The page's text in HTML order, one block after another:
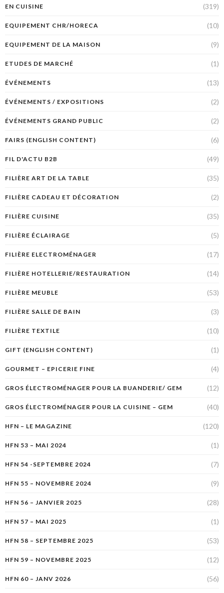
EN CUISINE (319)
EQUIPEMENT CHR/HORECA (10)
EQUIPEMENT DE LA MAISON (9)
ETUDES DE MARCHÉ (1)
ÉVÉNEMENTS (13)
ÉVÉNEMENTS / EXPOSITIONS (2)
ÉVÉNEMENTS GRAND PUBLIC (2)
FAIRS (ENGLISH CONTENT) (6)
FIL D'ACTU B2B (49)
FILIÈRE ART DE LA TABLE (35)
FILIÈRE CADEAU ET DÉCORATION (2)
FILIÈRE CUISINE (35)
FILIÈRE ÉCLAIRAGE (5)
FILIÈRE ELECTROMÉNAGER (17)
FILIÈRE HOTELLERIE/RESTAURATION (14)
FILIÈRE MEUBLE (53)
FILIÈRE SALLE DE BAIN (3)
FILIÈRE TEXTILE (10)
GIFT (ENGLISH CONTENT) (1)
GOURMET – EPICERIE FINE (4)
GROS ÉLECTROMÉNAGER POUR LA BUANDERIE/ GEM (12)
GROS ÉLECTROMÉNAGER POUR LA CUISINE – GEM (40)
HFN – LE MAGAZINE (120)
HFN 53 – MAI 2024 (1)
HFN 54 -SEPTEMBRE 2024 (7)
HFN 55 – NOVEMBRE 2024 (9)
HFN 56 – JANVIER 2025 (28)
HFN 57 – MAI 2025 (1)
HFN 58 – SEPTEMBRE 2025 (53)
HFN 59 – NOVEMBRE 2025 (12)
HFN 60 – JANV 2026 (56)